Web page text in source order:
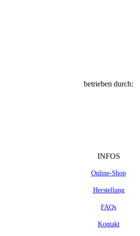
betrieben durch:
INFOS
Online-Shop
Herstellung
FAQs
Kontakt